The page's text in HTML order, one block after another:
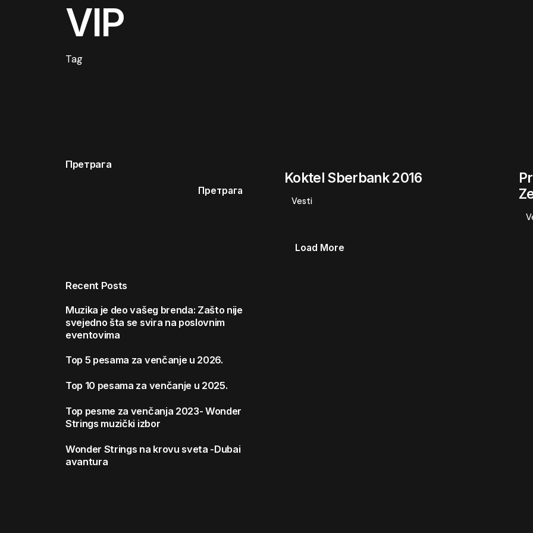
VIP
Tag
Претрага
Претрага
Recent Posts
Muzika je deo vašeg brenda: Zašto nije
svejedno šta se svira na poslovnim
eventovima
Top 5 pesama za venčanje u 2026.
Top 10 pesama za venčanje u 2025.
Top pesme za venčanja 2023- Wonder
Strings muzički izbor
Wonder Strings na krovu sveta -Dubai
avantura
Koktel Sberbank 2016
Vesti
Load More